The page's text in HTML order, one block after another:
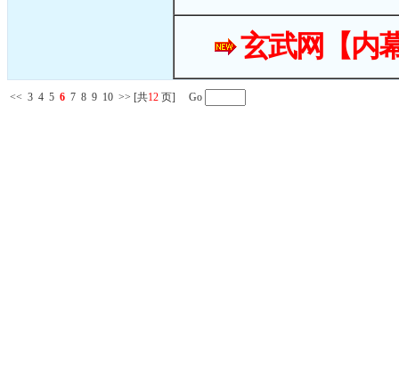
玄武网【内
<< 3 4 5 6 7 8 9 10 >> [共12 页] Go